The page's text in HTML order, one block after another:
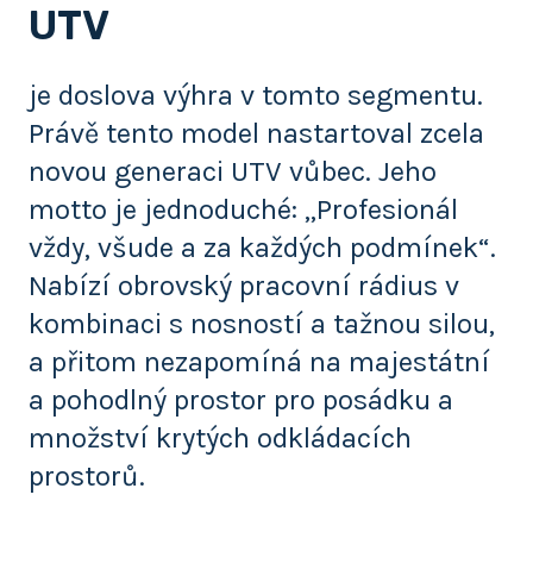
UTV
je doslova výhra v tomto segmentu.
Právě tento model nastartoval zcela
novou generaci UTV vůbec. Jeho
motto je jednoduché: „Profesionál
vždy, všude a za každých podmínek“.
Nabízí obrovský pracovní rádius v
kombinaci s nosností a tažnou silou,
a přitom nezapomíná na majestátní
a pohodlný prostor pro posádku a
množství krytých odkládacích
prostorů.